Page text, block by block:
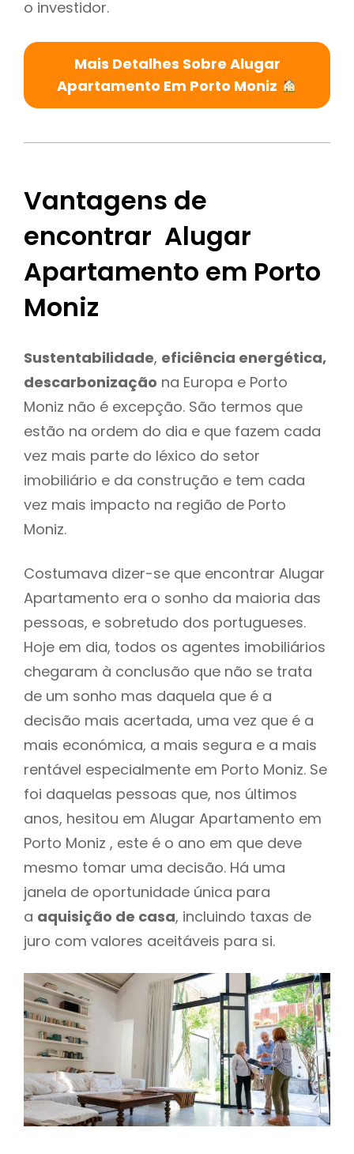
o investidor.
Mais Detalhes Sobre Alugar
Apartamento Em Porto Moniz
Vantagens de
encontrar Alugar
Apartamento em Porto
Moniz
Sustentabilidade, eficiência energética,
descarbonização na Europa e Porto
Moniz não é excepção. São termos que
estão na ordem do dia e que fazem cada
vez mais parte do léxico do setor
imobiliário e da construção e tem cada
vez mais impacto na região de Porto
Moniz.
Costumava dizer-se que encontrar Alugar
Apartamento era o sonho da maioria das
pessoas, e sobretudo dos portugueses.
Hoje em dia, todos os agentes imobiliários
chegaram à conclusão que não se trata
de um sonho mas daquela que é a
decisão mais acertada, uma vez que é a
mais económica, a mais segura e a mais
rentável especialmente em Porto Moniz. Se
foi daquelas pessoas que, nos últimos
anos, hesitou em Alugar Apartamento em
Porto Moniz , este é o ano em que deve
mesmo tomar uma decisão. Há uma
janela de oportunidade única para
a aquisição de casa, incluindo taxas de
juro com valores aceitáveis para si.